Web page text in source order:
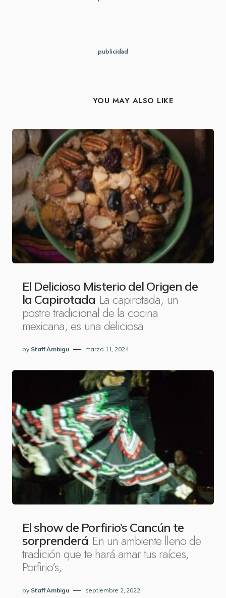
publicidad
YOU MAY ALSO LIKE
El Delicioso Misterio del Origen de
la Capirotada La capirotada, un
postre tradicional de la cocina
mexicana, es una deliciosa
by Staff Ambigu marzo 11, 2024
El show de Porfirio’s Cancún te
sorprenderá En un ambiente lleno de
tradición que te hará amar tus raíces,
Porfirio’s,
by Staff Ambigu septiembre 2, 2022